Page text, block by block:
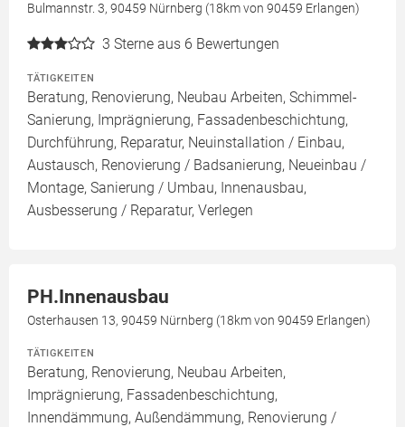
Bulmannstr. 3, 90459 Nürnberg (18km von 90459 Erlangen)
3 Sterne aus 6 Bewertungen
TÄTIGKEITEN
Beratung, Renovierung, Neubau Arbeiten, Schimmel-
Sanierung, Imprägnierung, Fassadenbeschichtung,
Durchführung, Reparatur, Neuinstallation / Einbau,
Austausch, Renovierung / Badsanierung, Neueinbau /
Montage, Sanierung / Umbau, Innenausbau,
Ausbesserung / Reparatur, Verlegen
PH.Innenausbau
Osterhausen 13, 90459 Nürnberg (18km von 90459 Erlangen)
TÄTIGKEITEN
Beratung, Renovierung, Neubau Arbeiten,
Imprägnierung, Fassadenbeschichtung,
Innendämmung, Außendämmung, Renovierung /